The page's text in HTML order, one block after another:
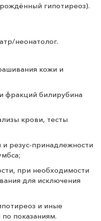
гипотиреоз).
неонатолог.
кожи и
фракций билирубина
крови, тесты
резус-принадлежности
при необходимости
для исключения
и иные
показаниям.